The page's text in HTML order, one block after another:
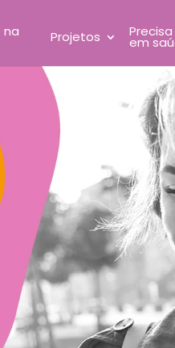
na Projetos em